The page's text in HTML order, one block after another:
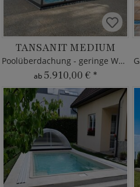
TANSANIT MEDIUM
Poolüberdachung - geringe Wölbung
ab 5.910,00 € *